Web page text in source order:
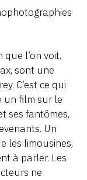
que l’on voit,
sont une
C’est ce qui
un film sur le
ses fantômes,
Un
les limousines,
à parler. Les
ne